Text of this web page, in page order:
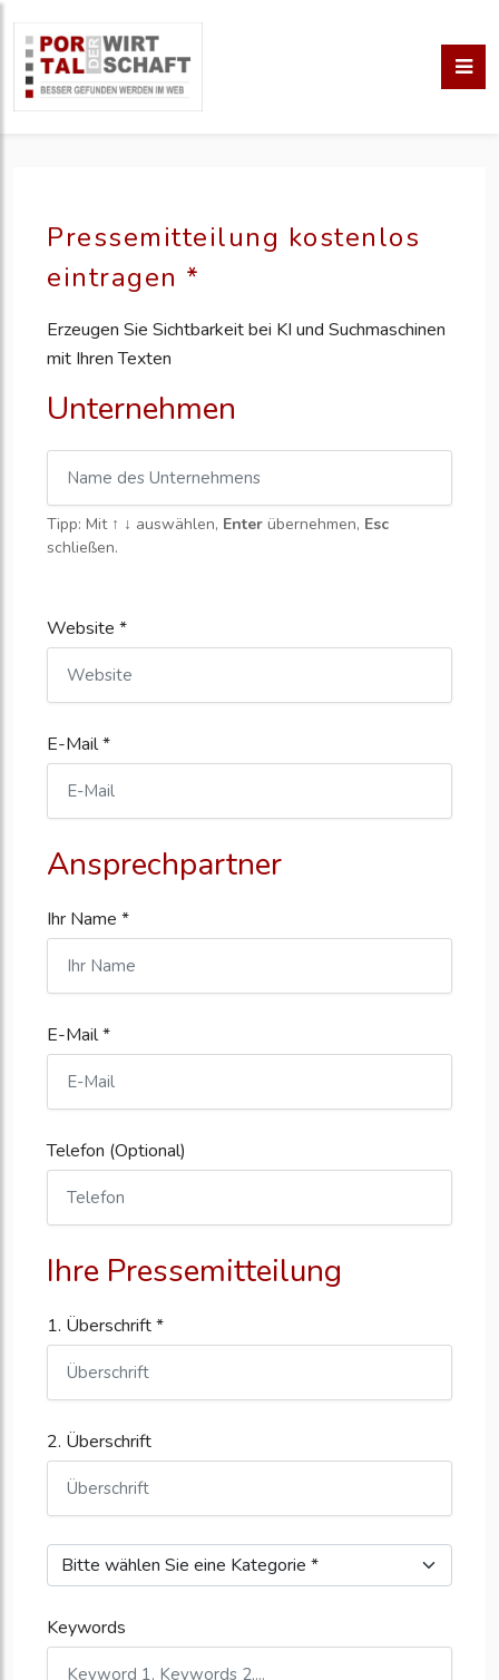
Pressemitteilung kostenlos
eintragen *
Erzeugen Sie Sichtbarkeit bei KI und Suchmaschinen
mit Ihren Texten
Unternehmen
Tipp: Mit ↑ ↓ auswählen, Enter übernehmen, Esc
schließen.
Website *
E-Mail *
Ansprechpartner
Ihr Name *
E-Mail *
Telefon (Optional)
Ihre Pressemitteilung
1. Überschrift *
2. Überschrift
Keywords